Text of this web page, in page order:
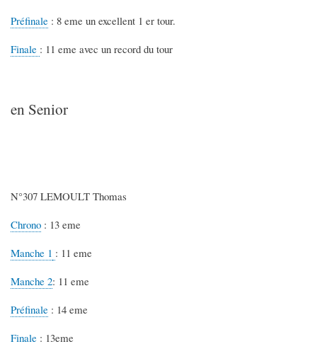
Préfinale : 8 eme un excellent 1 er tour.
Finale : 11 eme avec un record du tour
en Senior
N°307 LEMOULT Thomas
Chrono : 13 eme
Manche 1 : 11 eme
Manche 2: 11 eme
Préfinale : 14 eme
Finale : 13eme